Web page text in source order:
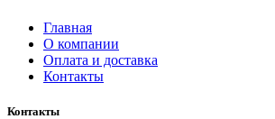
Главная
О компании
Оплата и доставка
Контакты
Контакты